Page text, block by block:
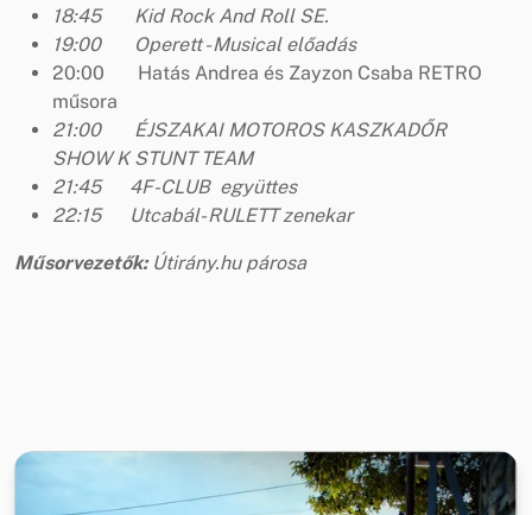
18:45 Kid Rock And Roll SE.
19:00 Operett - Musical előadás
20:00 Hatás Andrea és Zayzon Csaba RETRO
műsora
21:00 ÉJSZAKAI MOTOROS KASZKADŐR
SHOWK STUNT TEAM
21:45 4F-CLUB együttes
22:15 Utcabál- RULETT zenekar
Műsorvezetők: Útirány.hu párosa